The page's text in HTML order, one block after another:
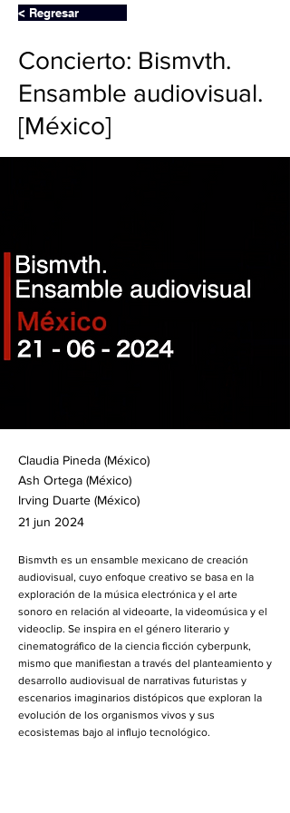
< Regresar
Concierto: Bismvth.
Ensamble audiovisual.
[México]
Claudia Pineda (México)
Ash Ortega (México)
Irving Duarte (México)
21 jun 2024
Bismvth es un ensamble mexicano de creación
audiovisual, cuyo enfoque creativo se basa en la
exploración de la música electrónica y el arte
sonoro en relación al videoarte, la videomúsica y el
videoclip. Se inspira en el género literario y
cinematográfico de la ciencia ficción cyberpunk,
mismo que manifiestan a través del planteamiento y
desarrollo audiovisual de narrativas futuristas y
escenarios imaginarios distópicos que exploran la
evolución de los organismos vivos y sus
ecosistemas bajo al influjo tecnológico.